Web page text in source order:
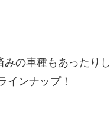
の車種もあったり
インナップ！